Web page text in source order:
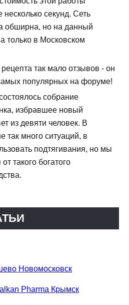
секунд. Сеть
обширна, но на данный
только в Московском
так мало отзывов - он
популярных на форуме!
собрание
избравшее новый
из девяти человек. В
так много ситуаций, в
подтягивания, но мы
такого богатого
Новомосковск
Pharma Крымск